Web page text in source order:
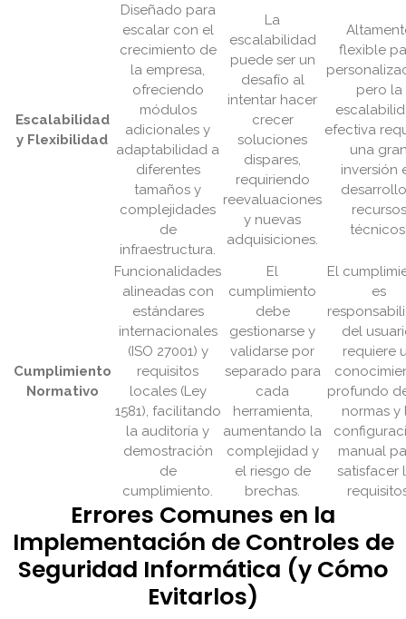
Escalabilidad
y Flexibilidad
Diseñado para
escalar con el
crecimiento de
la empresa,
ofreciendo
módulos
adicionales y
adaptabilidad a
diferentes
tamaños y
complejidades
de
infraestructura.
La
escalabilidad
puede ser un
desafío al
intentar hacer
crecer
soluciones
dispares,
requiriendo
reevaluaciones
y nuevas
adquisiciones.
flexible
pero la
efectiva
una
inversión
recursos
Cumplimiento
Normativo
Funcionalidades
alineadas con
estándares
internacionales
(ISO 27001) y
requisitos
locales (Ley
1581), facilitando
la auditoría y
demostración
de
cumplimiento.
El
cumplimiento
debe
gestionarse y
validarse por
separado para
cada
herramienta,
aumentando la
complejidad y
el riesgo de
brechas.
El
es
del
requiere
profundo
normas y
manual
satisfacer
Errores Comunes en la
Implementación de Controles de
Seguridad Informática (y Cómo
Evitarlos)